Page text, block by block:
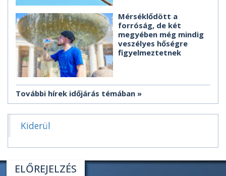
Mérséklődött a
forróság, de két
megyében még mindig
veszélyes hőségre
figyelmeztetnek
További hírek időjárás témában
Kiderül
ELŐREJELZÉS